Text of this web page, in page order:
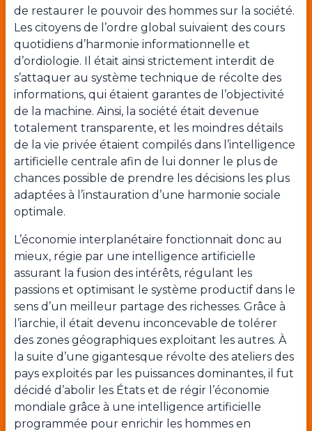
de restaurer le pouvoir des hommes sur la société.
Les citoyens de l’ordre global suivaient des cours
quotidiens d’harmonie informationnelle et
d’ordiologie. Il était ainsi strictement interdit de
s’attaquer au système technique de récolte des
informations, qui étaient garantes de l’objectivité
de la machine. Ainsi, la société était devenue
totalement transparente, et les moindres détails
de la vie privée étaient compilés dans l’intelligence
artificielle centrale afin de lui donner le plus de
chances possible de prendre les décisions les plus
adaptées à l’instauration d’une harmonie sociale
optimale.
L’économie interplanétaire fonctionnait donc au
mieux, régie par une intelligence artificielle
assurant la fusion des intérêts, régulant les
passions et optimisant le système productif dans le
sens d’un meilleur partage des richesses. Grâce à
l’iarchie, il était devenu inconcevable de tolérer
des zones géographiques exploitant les autres. À
la suite d’une gigantesque révolte des ateliers des
pays exploités par les puissances dominantes, il fut
décidé d’abolir les États et de régir l’économie
mondiale grâce à une intelligence artificielle
programmée pour enrichir les hommes en